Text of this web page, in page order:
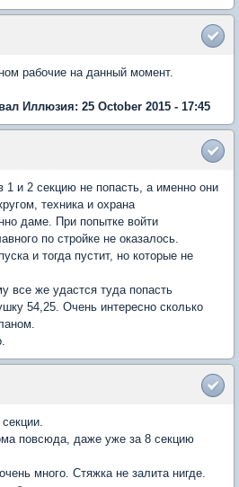
рабочие на данный момент.
Иллюзия: 25 October 2015 - 17:45
1 и 2 секцию не попасть, а именно они
техника и охрана
даме. При попытке войти
по стройке не оказалось.
и тогда пустит, но которые не
все же удастся туда попасть
54,25. Очень интересно сколько
повсюда, даже уже за 8 секцию
много. Стяжка не залита нигде.